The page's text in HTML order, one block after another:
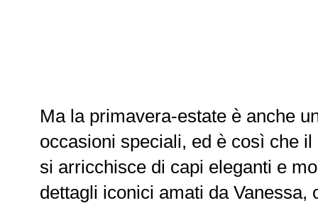
Ma la primavera-estate è anche
occasioni speciali, ed è così che
si arricchisce di capi eleganti e
dettagli iconici amati da Vanessa,